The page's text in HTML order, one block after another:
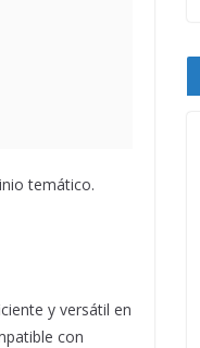
temático.
y versátil en
con